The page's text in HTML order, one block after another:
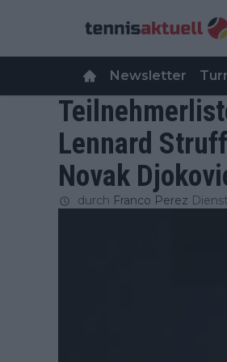
Newsletter
Lennard
Novak
durch Franco Perez